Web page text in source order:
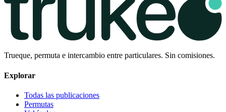
Trueque, permuta e intercambio entre particulares. Sin comisiones.
Explorar
Todas las publicaciones
Permutas